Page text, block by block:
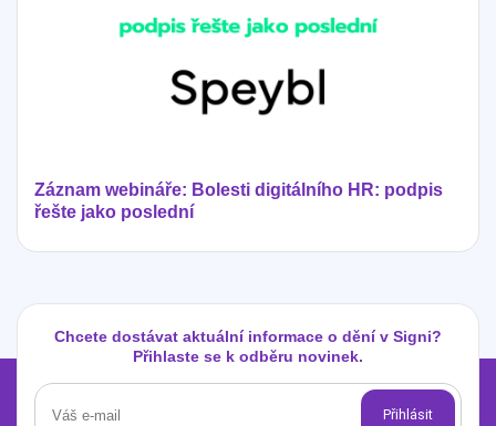
Záznam webináře: Bolesti digitálního HR: podpis
řešte jako poslední
Chcete dostávat aktuální informace o dění v Signi?
Přihlaste se k odběru novinek.